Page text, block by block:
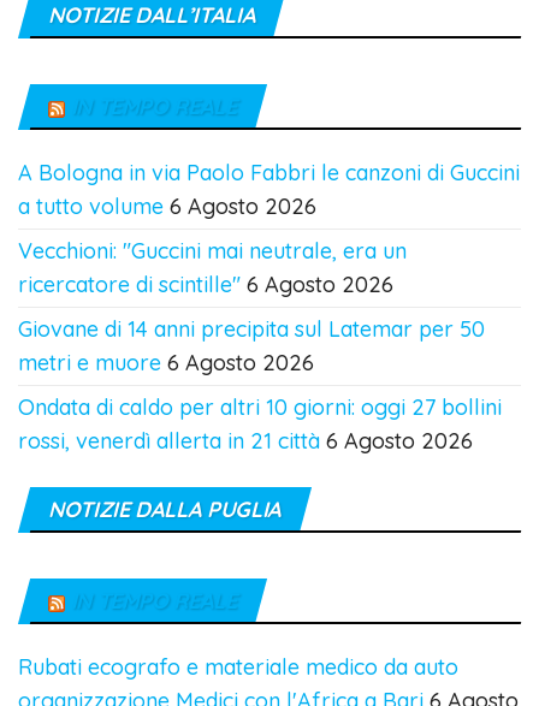
NOTIZIE DALL’ITALIA
IN TEMPO REALE
A Bologna in via Paolo Fabbri le canzoni di Guccini
a tutto volume 6 Agosto 2026
Vecchioni: "Guccini mai neutrale, era un
ricercatore di scintille" 6 Agosto 2026
Giovane di 14 anni precipita sul Latemar per 50
metri e muore 6 Agosto 2026
Ondata di caldo per altri 10 giorni: oggi 27 bollini
rossi, venerdì allerta in 21 città 6 Agosto 2026
NOTIZIE DALLA PUGLIA
IN TEMPO REALE
Rubati ecografo e materiale medico da auto